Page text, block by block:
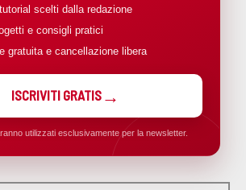
scelti dalla redazione
e consigli pratici
gratuita e cancellazione libera
ISCRIVITI GRATIS
utilizzati esclusivamente per la newsletter.